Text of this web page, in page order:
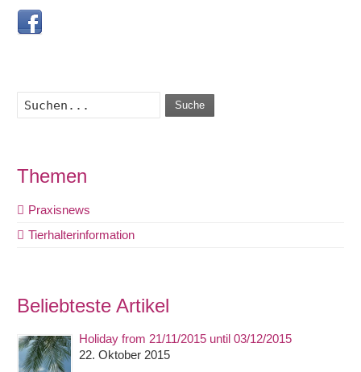
Suche
Themen
Praxisnews
Tierhalterinformation
Beliebteste Artikel
Holiday from 21/11/2015 until 03/12/2015
22. Oktober 2015